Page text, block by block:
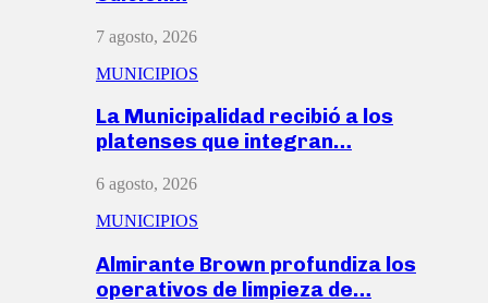
7 agosto, 2026
MUNICIPIOS
La Municipalidad recibió a los
platenses que integran…
6 agosto, 2026
MUNICIPIOS
Almirante Brown profundiza los
operativos de limpieza de…